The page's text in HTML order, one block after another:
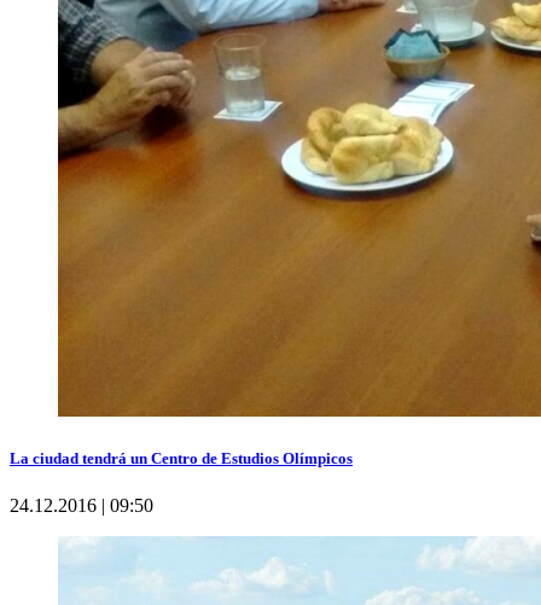
La ciudad tendrá un Centro de Estudios Olímpicos
24.12.2016 | 09:50